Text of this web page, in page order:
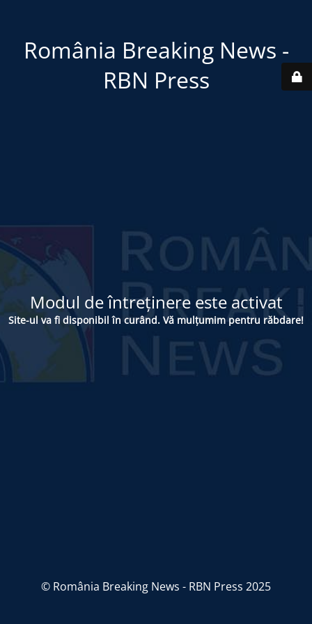
România Breaking News -
RBN Press
Modul de întreținere este activat
Site-ul va fi disponibil în curând. Vă mulțumim pentru răbdare!
© România Breaking News - RBN Press 2025